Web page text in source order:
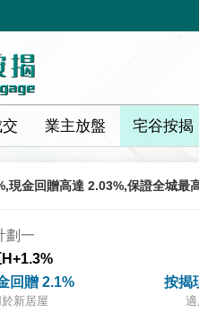
業主放盤 宅谷按揭
現金回贈高達 2.03%,保證全城最
劃一
回贈 2.1%
新居屋
按揭